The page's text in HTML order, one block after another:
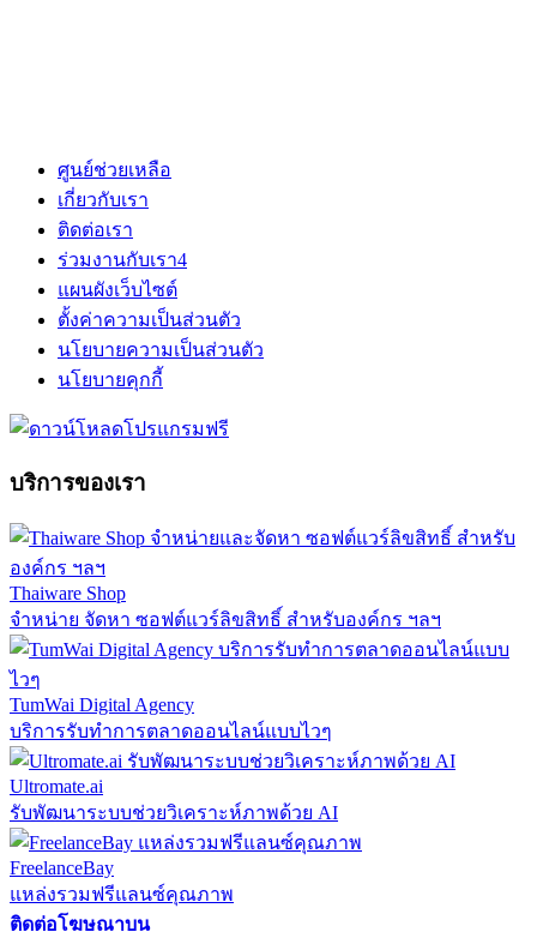
ศูนย์ช่วยเหลือ
เกี่ยวกับเรา
ติดต่อเรา
ร่วมงานกับเรา4
แผนผังเว็บไซต์
ตั้งค่าความเป็นส่วนตัว
นโยบายความเป็นส่วนตัว
นโยบายคุกกี้
บริการของเรา
Thaiware Shop
จำหน่าย จัดหา ซอฟต์แวร์ลิขสิทธิ์ สำหรับองค์กร ฯลฯ
TumWai Digital Agency
บริการรับทำการตลาดออนไลน์แบบไวๆ
Ultromate.ai
รับพัฒนาระบบช่วยวิเคราะห์ภาพด้วย AI
FreelanceBay
แหล่งรวมฟรีแลนซ์คุณภาพ
ติดต่อโฆษณาบน